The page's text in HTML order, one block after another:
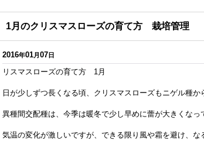
1月のクリスマスローズの育て方 栽培管理
2016年01月07日
リスマスローズの育て方 1月
日が少しずつ長くなる頃、クリスマスローズもニゲル種か
異種間交配種は、今季は暖冬で少し早めに蕾が大きくなっ
気温の変化が激しいですが、できる限り風や霜を避け、な